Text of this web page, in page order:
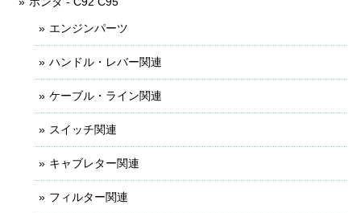
エンジンパーツ
ハンドル・レバー関連
ケーブル・ライン関連
スイッチ関連
キャブレター関連
フィルター関連